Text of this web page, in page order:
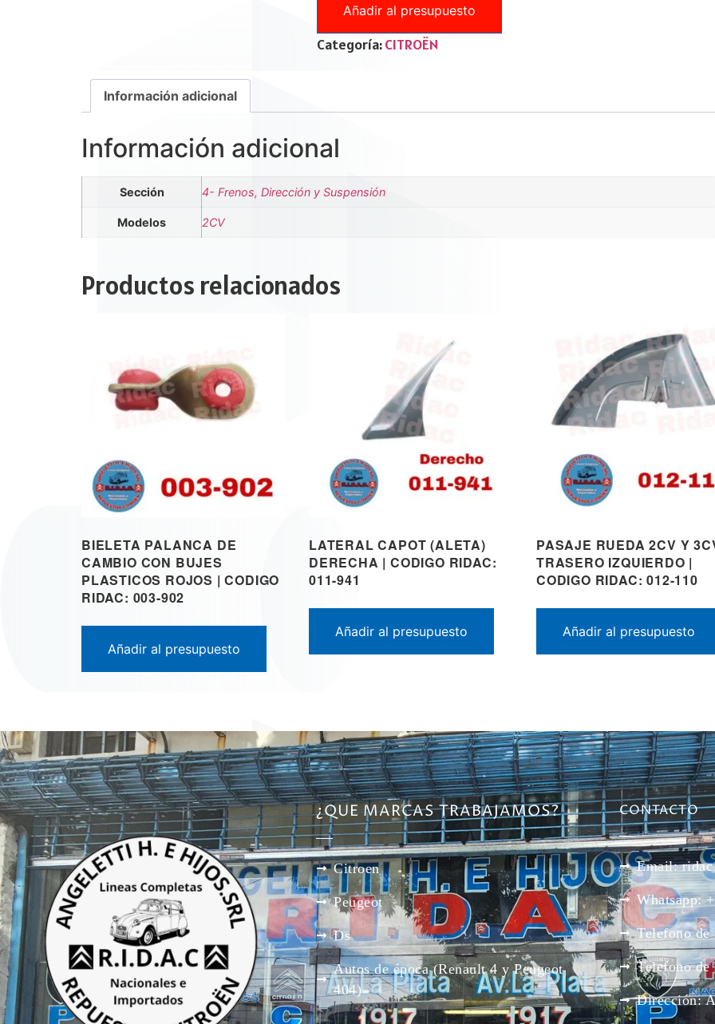
Añadir al presupuesto
Categoría:CITROËN
Información adicional
Información adicional
Sección 4- Frenos, Dirección y Suspensión
Modelos 2CV
Productos relacionados
BIELETA PALANCA DE
CAMBIO CON BUJES
PLASTICOS ROJOS | CODIGO
RIDAC: 003-902
Añadir al presupuesto
LATERAL CAPOT (ALETA)
DERECHA | CODIGO RIDAC:
011-941
Añadir al presupuesto
PASAJE RUEDA 2CV Y
TRASERO IZQUIERDO |
CODIGO RIDAC: 012-110
Añadir al presupuesto
¿QUE MARCAS TRABAJAMOS?
Citroen
Peugeot
Ds
Autos de época (Renault 4 y Peugeot
404)
CONTACTO
Email:
Whatsapp:
Telefono de
Telefono de
Dirección: